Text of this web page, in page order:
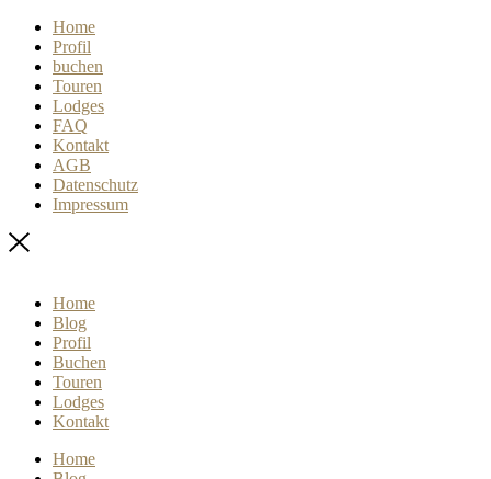
Home
Profil
buchen
Touren
Lodges
FAQ
Kontakt
AGB
Datenschutz
Impressum
Home
Blog
Profil
Buchen
Touren
Lodges
Kontakt
Home